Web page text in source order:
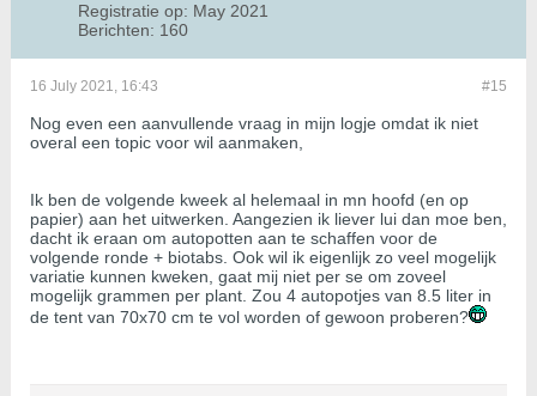
Registratie op: May 2021
Berichten: 160
#15
16 July 2021, 16:43
Nog even een aanvullende vraag in mijn logje omdat ik niet
overal een topic voor wil aanmaken,
Ik ben de volgende kweek al helemaal in mn hoofd (en op
papier) aan het uitwerken. Aangezien ik liever lui dan moe ben,
dacht ik eraan om autopotten aan te schaffen voor de
volgende ronde + biotabs. Ook wil ik eigenlijk zo veel mogelijk
variatie kunnen kweken, gaat mij niet per se om zoveel
mogelijk grammen per plant. Zou 4 autopotjes van 8.5 liter in
de tent van 70x70 cm te vol worden of gewoon proberen?